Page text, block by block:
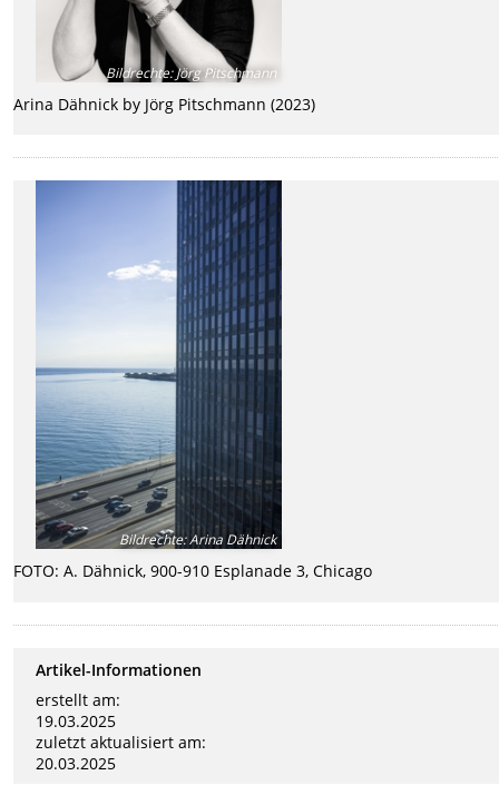
Bildrechte:Jörg Pitschmann
Arina Dähnick by Jörg Pitschmann (2023)
Bildrechte:Arina Dähnick
FOTO: A. Dähnick, 900-910 Esplanade 3, Chicago
Artikel-Informationen
erstellt am:
19.03.2025
zuletzt aktualisiert am:
20.03.2025